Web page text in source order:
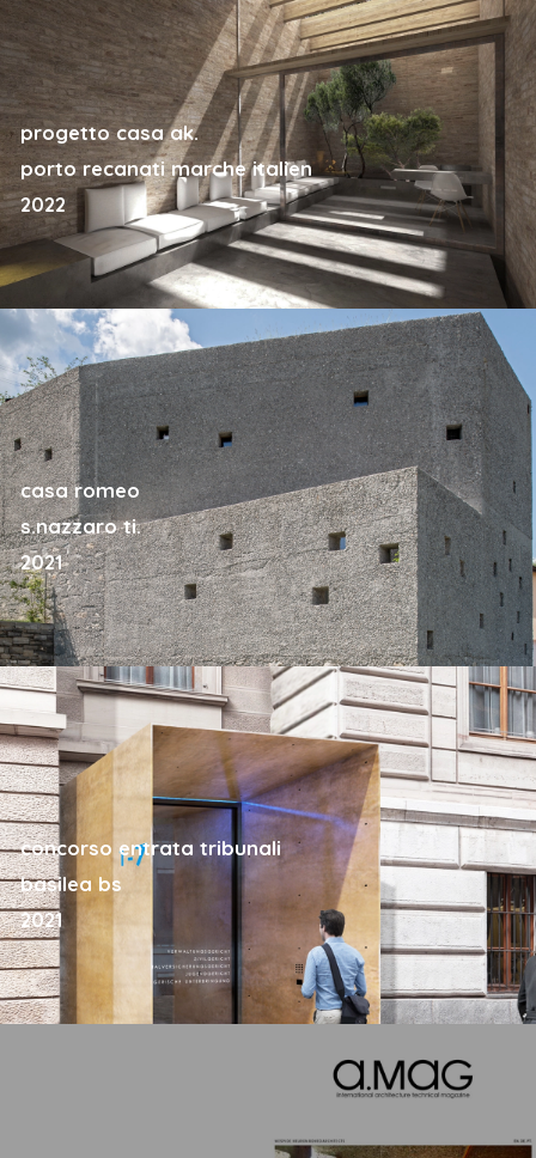
progetto casa ak.
porto recanati marche italien
2022
casa romeo
s.nazzaro ti.
2021
concorso entrata tribunali
basilea bs
2021